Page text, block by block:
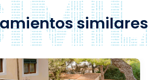
similares